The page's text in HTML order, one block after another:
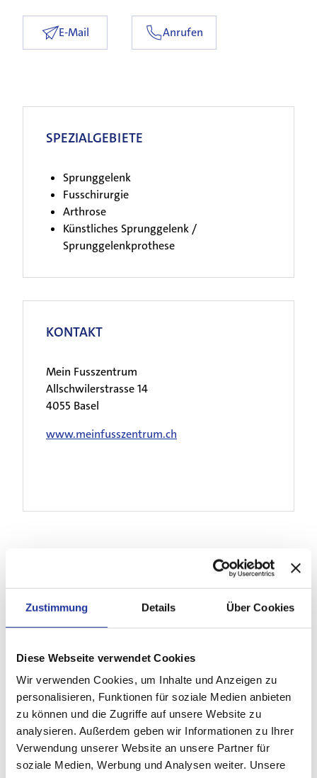
Zustimmung Details Über Cookies
Diese Webseite verwendet Cookies
Wir verwenden Cookies, um Inhalte und Anzeigen zu
personalisieren, Funktionen für soziale Medien anbieten
zu können und die Zugriffe auf unsere Website zu
analysieren. Außerdem geben wir Informationen zu Ihrer
Verwendung unserer Website an unsere Partner für
soziale Medien, Werbung und Analysen weiter. Unsere
E-Mail Anrufen
SPEZIALGEBIETE
Sprunggelenk
Fusschirurgie
Arthrose
Künstliches Sprunggelenk /
Sprunggelenkprothese
KONTAKT
Mein Fusszentrum
Allschwilerstrasse 14
4055 Basel
www.meinfusszentrum.ch
Details
Studium
Maschinenmechaniker /-zeichner, Sulzer-Burckhardt,
1995-2001 Medizinstudium an der Universität Basel
mit Austauschjahr an der Universität Bern (1997 /
1998) und der Universität Kremlin-Bicêtre, Paris
(1999)
Promotion Universität Basel 2002
Habilitation Universität Basel 2012